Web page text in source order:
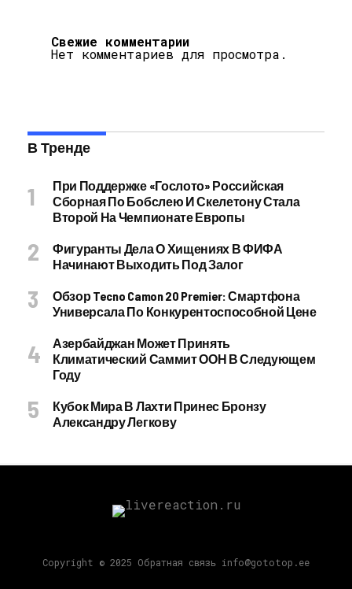
Свежие комментарии
Нет комментариев для просмотра.
В Тренде
При Поддержке «Гослото» Российская
Сборная По Бобслею И Скелетону Стала
Второй На Чемпионате Европы
Фигуранты Дела О Хищениях В ФИФА
Начинают Выходить Под Залог
Обзор Tecno Camon 20 Premier: Смартфона
Универсала По Конкурентоспособной Цене
Азербайджан Может Принять
Климатический Саммит ООН В Следующем
Году
Кубок Мира В Лахти Принес Бронзу
Александру Легкову
Copyright © 2025 Обратная связь info@gototop.ee